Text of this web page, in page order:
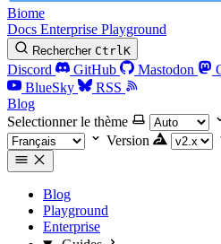
Biome
Docs Enterprise Playground
Rechercher CtrlK
Discord GitHub Mastodon
BlueSky
RSS
Blog
Selectionner le thème
Version
Blog
Playground
Enterprise